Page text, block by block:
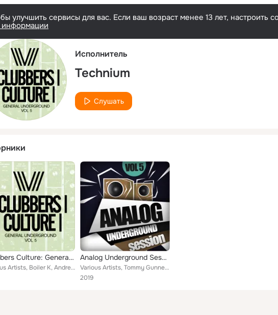
улучшить сервисы для вас. Если ваш возраст менее 13 лет, настроить
Исполнитель
Technium
Слушать
Clubbers Culture: General Underground, Vol.5
Various Artists, Boiler K, Andrew Live, Mofo, Specialk, Godee Bridge, Delirious, Roberto Piscitelli, Technium, Q-Wave, Simon 4Fa...
Analog Underground Session, Vol.5
Various Artists, Tommy Gunners, Robert Schrank, Mofo, Jack Gibson, Christoph Kaese, Technium, Audiocharge, Bob Barlow, Unique
2019